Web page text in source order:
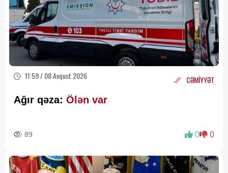
11:59 / 08 Avqust 2026 CƏMİYYƏT
Ağır qəza: Ölən var
89 0 0